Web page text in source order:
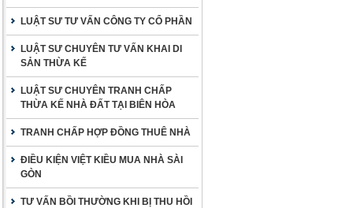
LUẬT SƯ TƯ VẤN CÔNG TY CỔ PHẦN
LUẬT SƯ CHUYÊN TƯ VẤN KHAI DI
SẢN THỪA KẾ
LUẬT SƯ CHUYÊN TRANH CHẤP
THỪA KẾ NHÀ ĐẤT TẠI BIÊN HÒA
TRANH CHẤP HỢP ĐỒNG THUÊ NHÀ
ĐIỀU KIỆN VIỆT KIỀU MUA NHÀ SÀI
GÒN
TƯ VẤN BỒI THƯỜNG KHI BỊ THU HỒI